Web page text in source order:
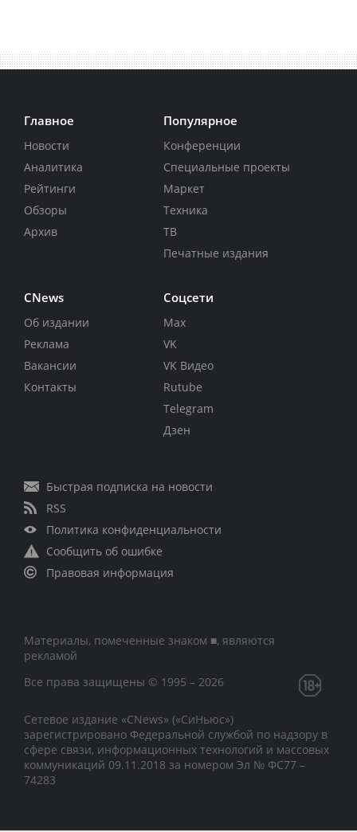
Главное
Новости
Аналитика
Рейтинги
Обзоры
Архив
Популярное
Конференции
Специальные проекты
Маркет
Техника
ТВ
Печатные издания
CNews
Об издании
Реклама
Вакансии
Контакты
Соцсети
Max
VK
VK Видео
Rutube
Telegram
Дзен
Быстрая подписка на новости
RSS
Политика конфиденциальности
Сообщить об ошибке
Правовая информация
Материалы, помеченные знаком ■, являются
рекламой
Все права защищены © 1995 – 2026
Сетевое издание «CNews» («СиНьюс»)
зарегистрировано Федеральной службой по надзору в
сфере связи, информационных технологий и массовых
коммуникаций 09.11.2018 за номером Эл № ФС77 –
74283